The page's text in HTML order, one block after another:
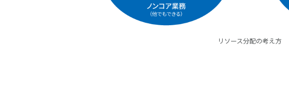
リソース分配の考え方